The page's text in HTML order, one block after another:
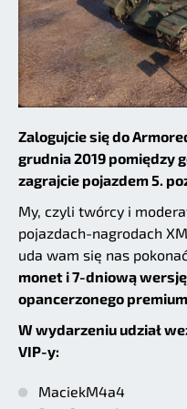
Zalogujcie się do
grudnia 2019 pomiędzy
zagrajcie pojazdem 5.
My, czyli twórcy i
pojazdach-nagrodach
uda wam się nas
monet i 7-dniową
opancerzonego
W wydarzeniu udział
VIP-y:
MaciekM4a4